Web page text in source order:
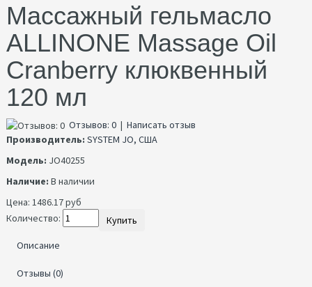
Массажный гельмасло
ALLINONE Massage Oil
Cranberry клюквенный
120 мл
Отзывов: 0 | Написать отзыв
Производитель: SYSTEM JO, США
Модель: JO40255
Наличие: В наличии
Цена: 1486.17 руб
Количество:
Купить
Описание
Отзывы (0)